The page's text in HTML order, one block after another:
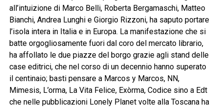
all’intuizione di Marco Belli, Roberta Bergamaschi, Matteo
Bianchi, Andrea Lunghi e Giorgio Rizzoni, ha saputo portare
l’isola intera in Italia e in Europa. La manifestazione che si
batte orgogliosamente fuori dal coro del mercato librario,
ha affollato le due piazze del borgo grazie agli stand delle
case editrici, che nel corso di un decennio hanno superato
il centinaio; basti pensare a Marcos y Marcos, NN,
Mimesis, L’orma, La Vita Felice, Exòrma, Codice sino a Edt
che nelle pubblicazioni Lonely Planet volte alla Toscana ha